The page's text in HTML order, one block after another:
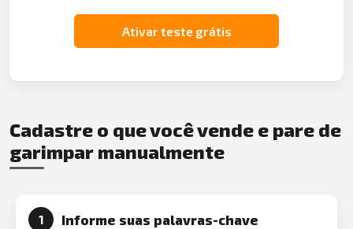
Ativar teste grátis
Cadastre o que você vende e pare de
garimpar manualmente
1 Informe suas palavras-chave